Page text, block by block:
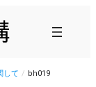
して / bh019